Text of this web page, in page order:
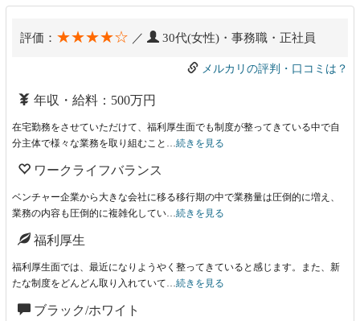
評価： ★★★★☆ ／ 30代(女性)・事務職・正社員
メルカリの評判・口コミは？
年収・給料：500万円
在宅勤務をさせていただけて、福利厚生面でも制度が整ってきている中で自
分主体で様々な業務を取り組むこと…続きを見る
ワークライフバランス
ベンチャー企業から大きな会社に移る移行期の中で業務量は圧倒的に増え、
業務の内容も圧倒的に複雑化してい…続きを見る
福利厚生
福利厚生面では、最近になりようやく整ってきていると感じます。また、新
たな制度をどんどん取り入れていて…続きを見る
ブラック/ホワイト